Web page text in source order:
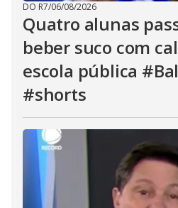
DO R7/06/08/2026
Quatro alunas
beber suco com
escola pública
#shorts